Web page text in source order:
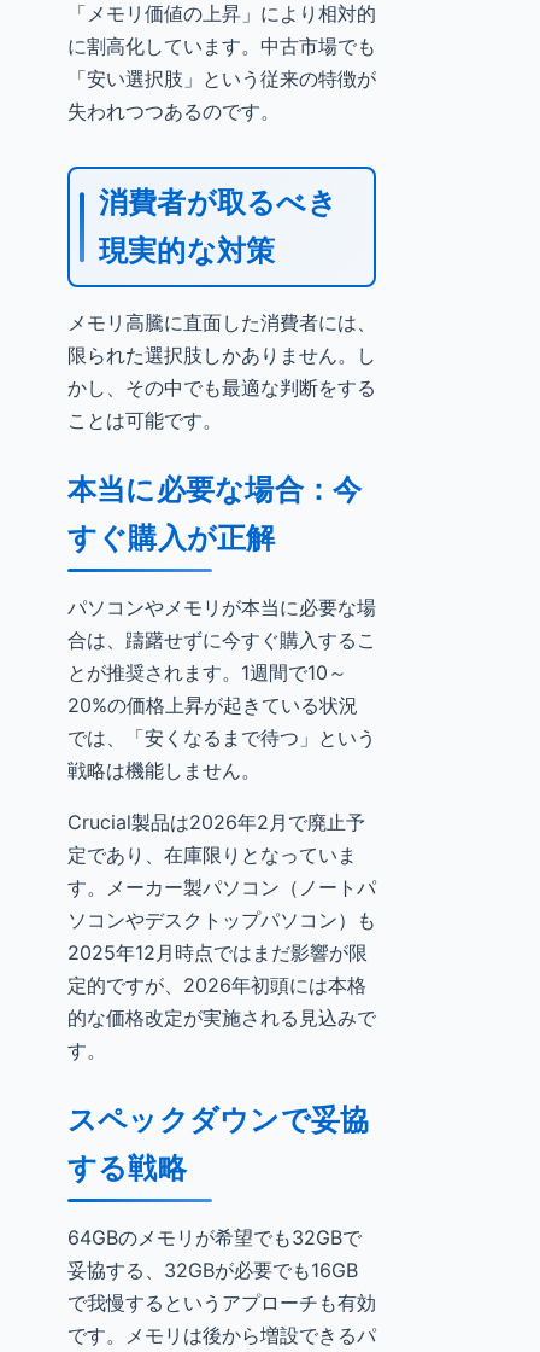
「メモリ価値の上昇」により相対的
に割高化しています。中古市場でも
「安い選択肢」という従来の特徴が
失われつつあるのです。
消費者が取るべき
現実的な対策
メモリ高騰に直面した消費者には、
限られた選択肢しかありません。し
かし、その中でも最適な判断をする
ことは可能です。
本当に必要な場合：今
すぐ購入が正解
パソコンやメモリが本当に必要な場
合は、躊躇せずに今すぐ購入するこ
とが推奨されます。1週間で10～
20%の価格上昇が起きている状況
では、「安くなるまで待つ」という
戦略は機能しません。
Crucial製品は2026年2月で廃止予
定であり、在庫限りとなっていま
す。メーカー製パソコン（ノートパ
ソコンやデスクトップパソコン）も
2025年12月時点ではまだ影響が限
定的ですが、2026年初頭には本格
的な価格改定が実施される見込みで
す。
スペックダウンで妥協
する戦略
64GBのメモリが希望でも32GBで
妥協する、32GBが必要でも16GB
で我慢するというアプローチも有効
です。メモリは後から増設できるパ